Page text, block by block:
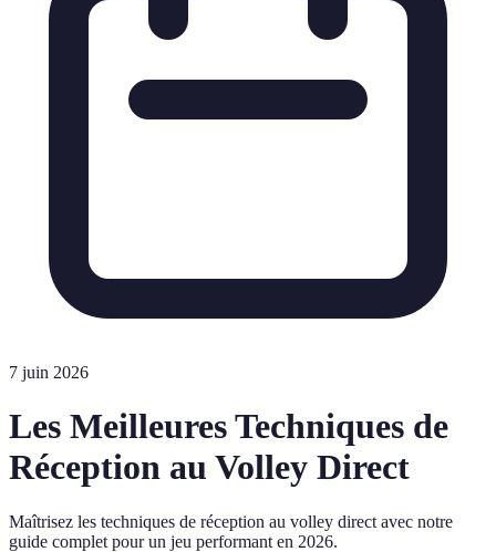
7 juin 2026
Les Meilleures Techniques de
Réception au Volley Direct
Maîtrisez les techniques de réception au volley direct avec notre
guide complet pour un jeu performant en 2026.